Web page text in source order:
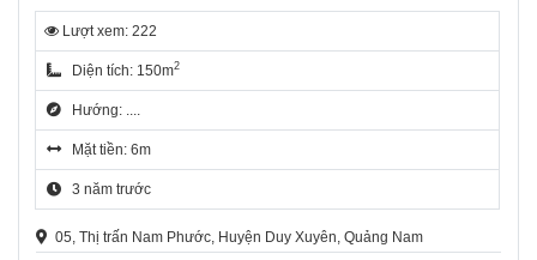
Lượt xem: 222
Diện tích: 150m2
Hướng: ....
Mặt tiền: 6m
3 năm trước
05, Thị trấn Nam Phước, Huyện Duy Xuyên, Quảng Nam